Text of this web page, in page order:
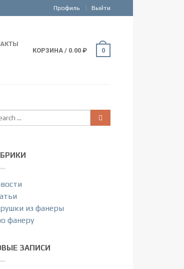
Профиль Выйти
КОРЗИНА / 0.00 ₽ 0
из фанеры
фанеру
ЗАПИСИ